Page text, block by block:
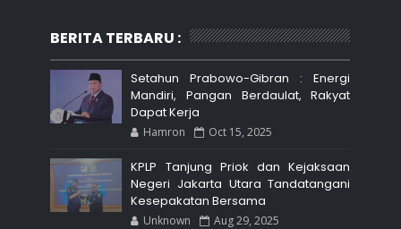
BERITA TERBARU :
Setahun Prabowo-Gibran : Energi
Mandiri, Pangan Berdaulat, Rakyat
Dapat Kerja
Hamron Oct 15, 2025
KPLP Tanjung Priok dan Kejaksaan
Negeri Jakarta Utara Tandatangani
Kesepakatan Bersama
Unknown Aug 29, 2025